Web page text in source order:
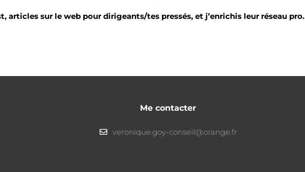
articles sur le web pour dirigeants/tes pressés, et j’enrichis leur réseau pro.
Me contacter
veronique.goy-conseil@orange.fr